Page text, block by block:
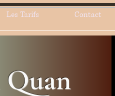
Les Tarifs Contact